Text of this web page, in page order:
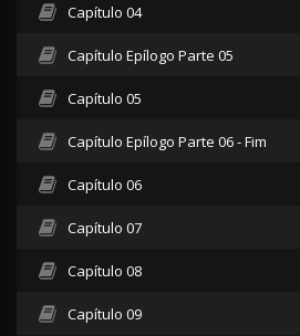
Capítulo 04
Capítulo Epílogo Parte 05
Capítulo 05
Capítulo Epílogo Parte 06 - Fim
Capítulo 06
Capítulo 07
Capítulo 08
Capítulo 09